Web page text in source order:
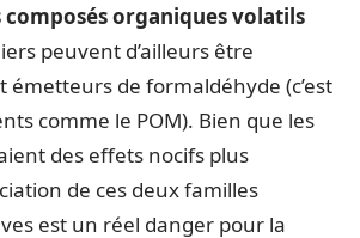
composés organiques volatils
peuvent d’ailleurs être
émetteurs de formaldéhyde (c’est
comme le POM). Bien que les
des effets nocifs plus
de ces deux familles
est un réel danger pour la